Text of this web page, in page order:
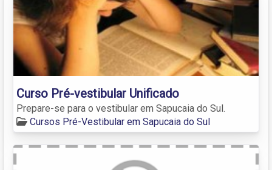
Curso Pré-vestibular Unificado
Prepare-se para o vestibular em Sapucaia do Sul.
Cursos Pré-Vestibular em Sapucaia do Sul